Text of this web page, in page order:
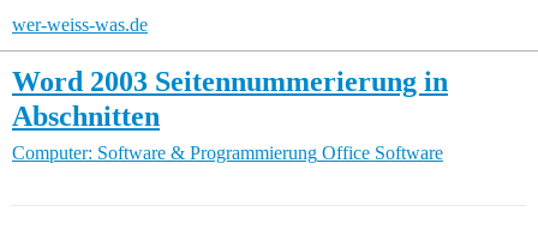
wer-weiss-was.de
Word 2003 Seitennummerierung in
Abschnitten
Computer: Software & Programmierung Office Software